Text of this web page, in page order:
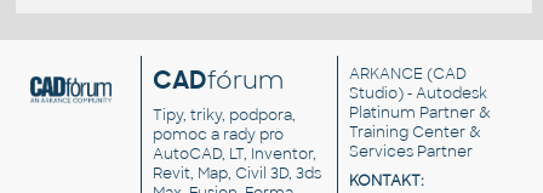
CADfórum
Tipy, triky, podpora,
pomoc a rady pro
AutoCAD, LT, Inventor,
Revit, Map, Civil 3D, 3ds
ARKANCE (CAD
Studio) - Autodesk
Platinum Partner &
Training Center &
Services Partner
KONTAKT: